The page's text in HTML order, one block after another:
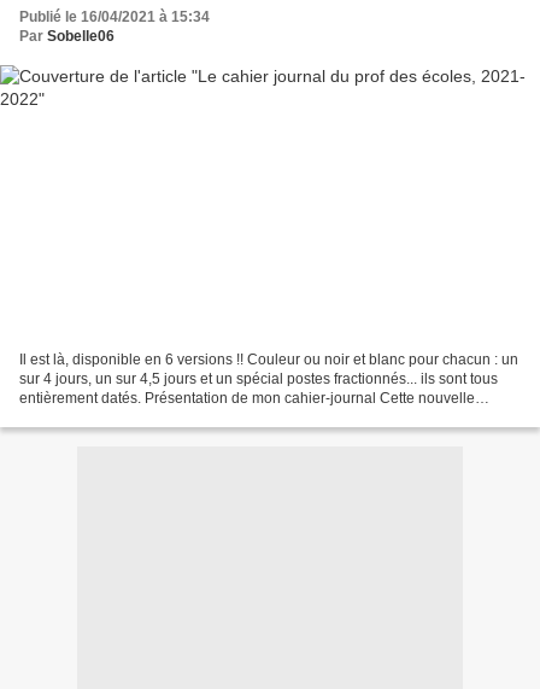
Publié le 16/04/2021 à 15:34
Par Sobelle06
Il est là, disponible en 6 versions !! Couleur ou noir et blanc pour chacun : un
sur 4 jours, un sur 4,5 jours et un spécial postes fractionnés... ils sont tous
entièrement datés. Présentation de mon cahier-journal Cette nouvelle